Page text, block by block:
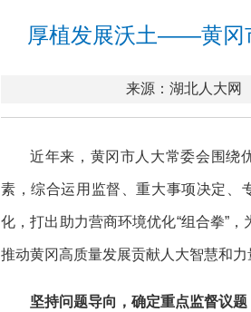
厚植发展沃土——黄冈
来源：湖北人大网
近年来，黄冈市人大常委会围绕
素，综合运用监督、重大事项决定、
化，打出助力营商环境优化“组合拳”
推动黄冈高质量发展贡献人大智慧和力
坚持问题导向，确定重点监督议题